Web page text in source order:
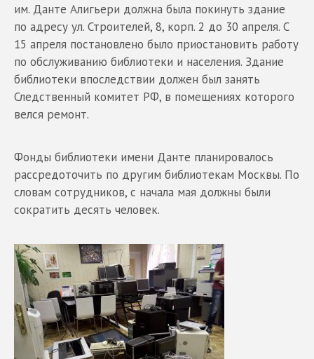
им. Данте Алигьери должна была покинуть здание
по адресу ул. Строителей, 8, корп. 2 до 30 апреля. С
15 апреля постановлено было приостановить работу
по обслуживанию библиотеки и населения. Здание
библиотеки впоследствии должен был занять
Следственный комитет РФ, в помещениях которого
велся ремонт.
Фонды библиотеки имени Данте планировалось
рассредоточить по другим библиотекам Москвы. По
словам сотрудников, с начала мая должны были
сократить десять человек.